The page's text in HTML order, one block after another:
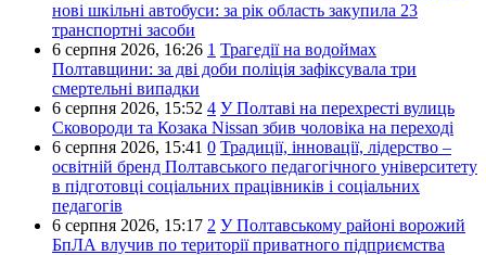
нові шкільні автобуси: за рік область закупила 23
транспортні засоби
6 серпня 2026, 16:26 1 Трагедії на водоймах
Полтавщини: за дві доби поліція зафіксувала три
смертельні випадки
6 серпня 2026, 15:52 4 У Полтаві на перехресті вулиць
Сковороди та Козака Nissan збив чоловіка на переході
6 серпня 2026, 15:41 0 Традиції, інновації, лідерство –
освітній бренд Полтавського педагогічного університету
в підготовці соціальних працівників і соціальних
педагогів
6 серпня 2026, 15:17 2 У Полтавському районі ворожий
БпЛА влучив по території приватного підприємства